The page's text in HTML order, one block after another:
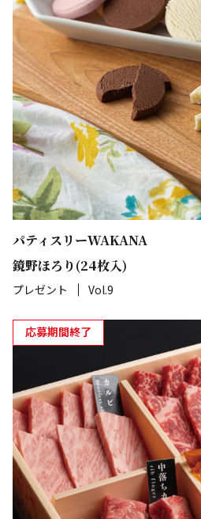
パティスリーWAKANA
鏡野ほろり(24枚入)
プレゼント Vol.9
応募期間終了